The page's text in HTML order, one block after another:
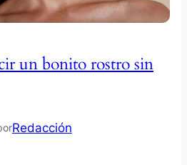
un bonito rostro sin
Redacción